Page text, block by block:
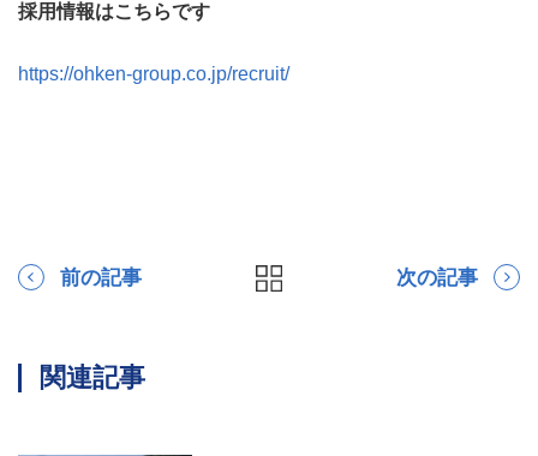
採用情報はこちらです
https://ohken-group.co.jp/recruit/
前の記事 次の記事
関連記事